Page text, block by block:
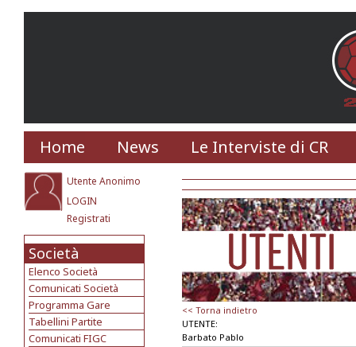
Home News Le Interviste di CR
Utente Anonimo
LOGIN
Registrati
Società
Elenco Società
Comunicati Società
Programma Gare
Tabellini Partite
Comunicati FIGC
<< Torna indietro
UTENTE:
Barbato Pablo